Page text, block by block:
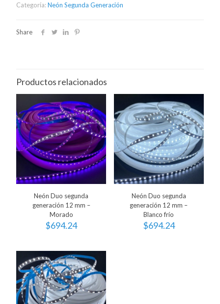
6
Rosa
Categoría:Neón Segunda Generación
Share
Productos relacionados
Neón Duo segunda
generación 12 mm –
Morado
$694.24
Neón Duo segunda
generación 12 mm –
Blanco frío
$694.24